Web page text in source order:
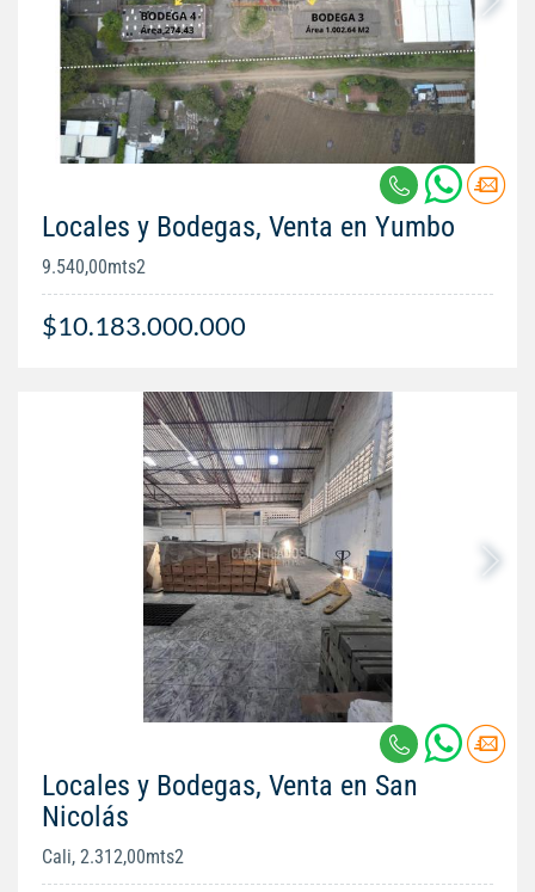
Locales y Bodegas, Venta en Yumbo
9.540,00mts2
$10.183.000.000
Locales y Bodegas, Venta en San
Nicolás
Cali, 2.312,00mts2